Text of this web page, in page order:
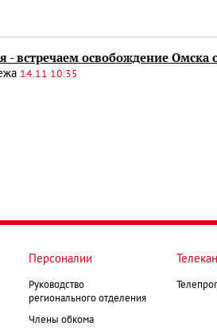
- встречаем освобождение
14.11 10:35
Персоналии
Руководство
регионального отделения
Члены обкома